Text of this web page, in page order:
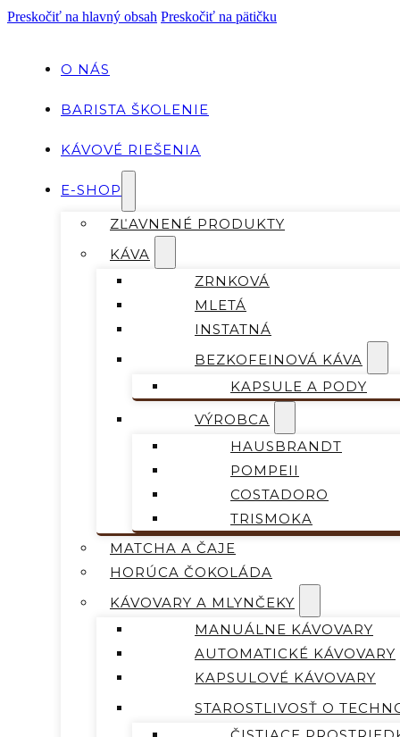
Preskočiť na hlavný obsah Preskočiť na pätičku
O NÁS
BARISTA ŠKOLENIE
KÁVOVÉ RIEŠENIA
E-SHOP
ZĽAVNENÉ PRODUKTY
KÁVA
ZRNKOVÁ
MLETÁ
INSTATNÁ
BEZKOFEINOVÁ KÁVA
KAPSULE A PODY
VÝROBCA
HAUSBRANDT
POMPEII
COSTADORO
TRISMOKA
MATCHA A ČAJE
HORÚCA ČOKOLÁDA
KÁVOVARY A MLYNČEKY
MANUÁLNE KÁVOVARY
AUTOMATICKÉ KÁVOVARY
KAPSULOVÉ KÁVOVARY
STAROSTLIVOSŤ O